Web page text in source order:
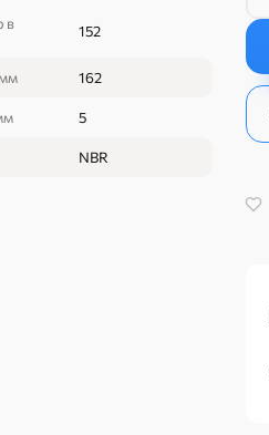
в
152
162
5
NBR